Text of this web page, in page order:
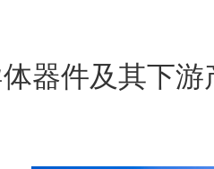
器件及其下